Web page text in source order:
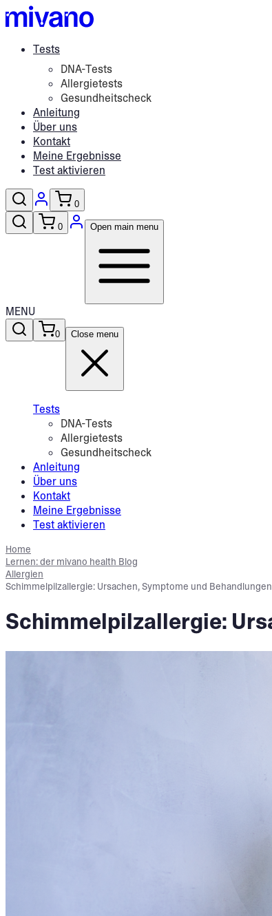
Tests
DNA-Tests
Allergietests
Gesundheitscheck
Anleitung
Über uns
Kontakt
Meine Ergebnisse
Test aktivieren
0
0 Open main menu
MENU
0 Close menu
Tests
DNA-Tests
Allergietests
Gesundheitscheck
Anleitung
Über uns
Kontakt
Meine Ergebnisse
Test aktivieren
Home
Lernen: der mivano health Blog
Allergien
Schimmelpilzallergie: Ursachen, Symptome und Behandlungen
Schimmelpilzallergie: